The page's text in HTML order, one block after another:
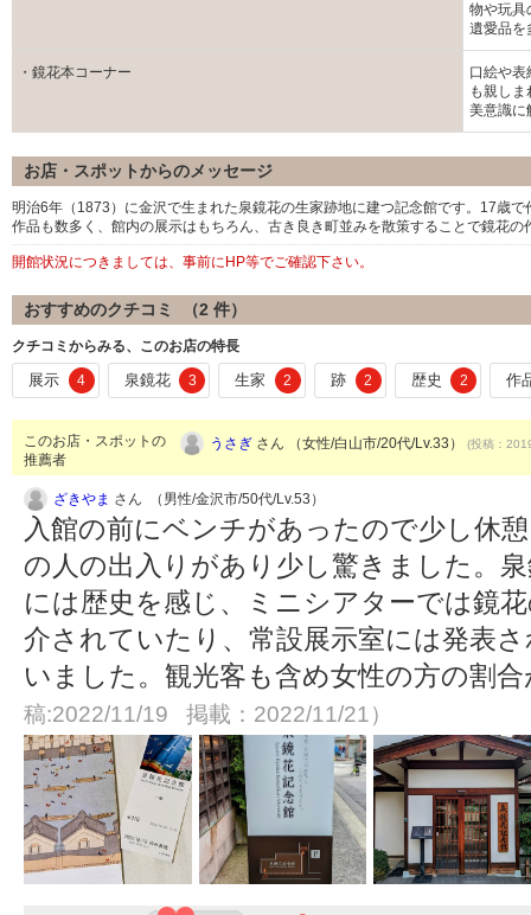
物や玩具
遺愛品を
・鏡花本コーナー
口絵や表
も親し
美意識に
お店・スポットからのメッセージ
明治6年（1873）に金沢で生まれた泉鏡花の生家跡地に建つ記念館です。17歳
作品も数多く、館内の展示はもちろん、古き良き町並みを散策することで鏡花
開館状況につきましては、事前にHP等でご確認下さい。
おすすめのクチコミ （2 件）
クチコミからみる、このお店の特長
展示 4 泉鏡花 3 生家 2 跡 2 歴史 2 作
このお店・スポットの
推薦者
うさぎ さん （女性/白山市/20代/Lv.33） (投稿：
ざきやま さん （男性/金沢市/50代/Lv.53）
入館の前にベンチがあったので少し休
の人の出入りがあり少し驚きました。
には歴史を感じ、ミニシアターでは鏡
介されていたり、常設展示室には発表
いました。観光客も含め女性の方の割
稿:2022/11/19 掲載：2022/11/21）